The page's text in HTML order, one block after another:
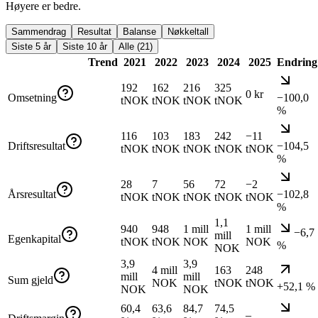
Høyere er bedre.
Sammendrag Resultat Balanse
Nøkkeltall
Siste 5 år
Siste 10 år Alle (21)
Trend 2021 2022 2023 2024 2025 Endring
Omsetning
192
tNOK
162
tNOK
216
tNOK
325
tNOK
0 kr
−100,0
%
Driftsresultat
116
tNOK
103
tNOK
183
tNOK
242
tNOK
−11
tNOK −104,5
%
Årsresultat
28
tNOK
7
tNOK
56
tNOK
72
tNOK
−2
tNOK −102,8
%
Egenkapital
940
tNOK
948
tNOK
1 mill
NOK
1,1
mill
NOK
1 mill
NOK
−6,7
%
Sum gjeld
3,9
mill
NOK
4 mill
NOK
3,9
mill
NOK
163
tNOK
248
tNOK +52,1 %
60,4
63,6
84,7
74,5
–